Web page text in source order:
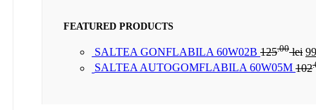
FEATURED PRODUCTS
SALTEA GONFLABILA 60W02B 125.00 lei 99
SALTEA AUTOGOMFLABILA 60W05M 102